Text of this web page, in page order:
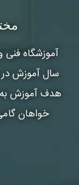
آموزشگاه فنی
سال آموزش در
هدف آموزش به
خواهان
شماره